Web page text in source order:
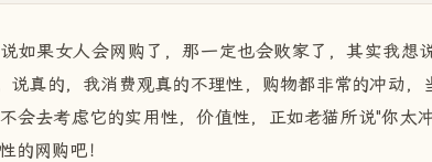
如果女人会网购了，那一定也会败家了，其实我想
说真的，我消费观真的不理性，购物都非常的冲动
会去考虑它的实用性，价值性，正如老猫所说"你太
的网购吧！